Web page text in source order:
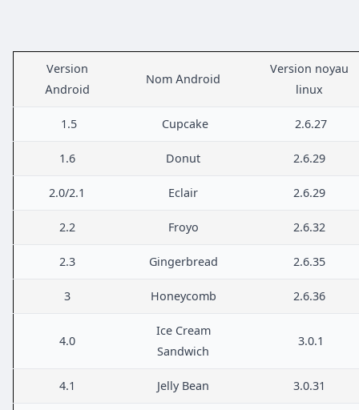
Version
Android
Nom Android
Version noyau
linux
1.5 Cupcake 2.6.27
1.6 Donut 2.6.29
2.0/2.1 Eclair 2.6.29
2.2 Froyo 2.6.32
2.3 Gingerbread 2.6.35
3 Honeycomb 2.6.36
4.0
Ice Cream
Sandwich
3.0.1
4.1 Jelly Bean 3.0.31